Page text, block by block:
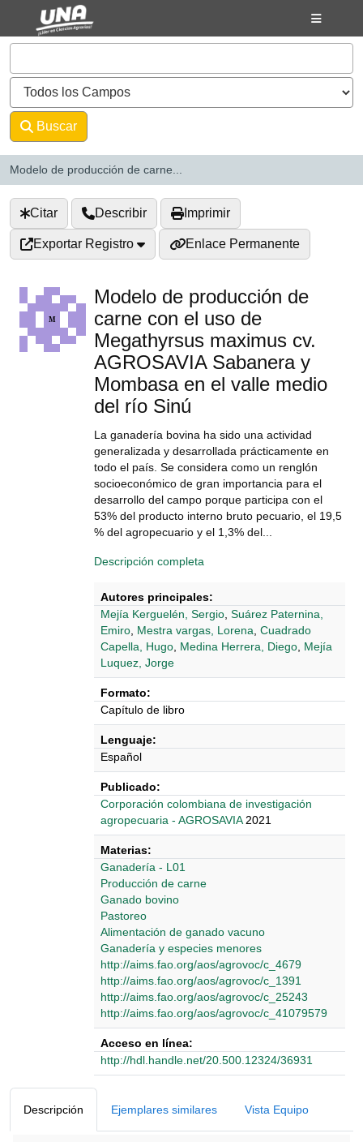
Saltar al contenido
VuFind
Buscar
Modelo de producción de carne...
Citar Describir Imprimir
Exportar Registro Enlace Permanente
Modelo de producción de
carne con el uso de
Megathyrsus maximus cv.
AGROSAVIA Sabanera y
Mombasa en el valle medio
del río Sinú
La ganadería bovina ha sido una actividad
generalizada y desarrollada prácticamente en
todo el país. Se considera como un renglón
socioeconómico de gran importancia para el
desarrollo del campo porque participa con el
53% del producto interno bruto pecuario, el 19,5
% del agropecuario y el 1,3% del...
Descripción completa
Autores principales:
Mejía Kerguelén, Sergio Suárez Paternina,
Emiro Mestra vargas, Lorena Cuadrado
Capella, Hugo Medina Herrera, Diego Mejía
Luquez, Jorge
Formato:
Capítulo de libro
Lenguaje:
Español
Publicado:
Corporación colombiana de investigación
agropecuaria - AGROSAVIA 2021
Materias:
Ganadería - L01
Producción de carne
Ganado bovino
Pastoreo
Alimentación de ganado vacuno
Ganadería y especies menores
http://aims.fao.org/aos/agrovoc/c_4679
http://aims.fao.org/aos/agrovoc/c_1391
http://aims.fao.org/aos/agrovoc/c_25243
http://aims.fao.org/aos/agrovoc/c_41079579
Acceso en línea:
http://hdl.handle.net/20.500.12324/36931
Descripción Ejemplares similares Vista Equipo